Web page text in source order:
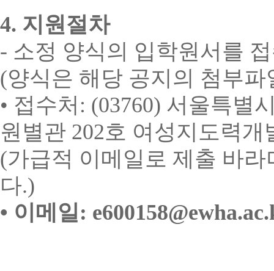
4. 지원절차
- 소정 양식의 입학원서를
(양식은 해당 공지의 첨부
• 접수처 : (03760) 서울특별
원별관 202호 여성지도력개
(가급적 이메일로 제출 바라
다.)
• 이메일: